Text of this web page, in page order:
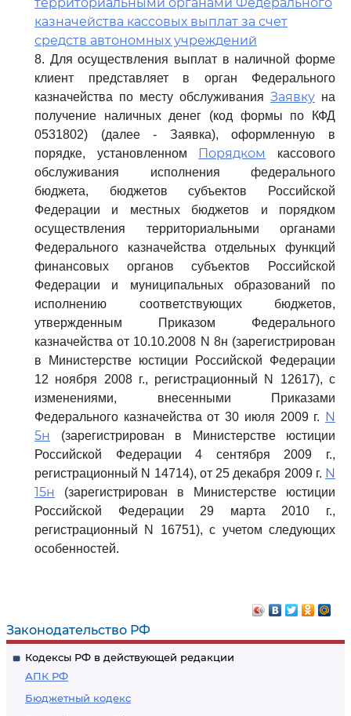
Законодательство РФ
Кодексы РФ в действующей редакции
АПК РФ
Бюджетный кодекс
казначейства кассовых выплат за счет
средств автономных учреждений
8. Для осуществления выплат в наличной форме
клиент представляет в орган Федерального
казначейства по месту обслуживания Заявку на
получение наличных денег (код формы по КФД
0531802) (далее - Заявка), оформленную в
порядке, установленном Порядком
кассового
обслуживания исполнения федерального
бюджета, бюджетов субъектов Российской
Федерации и местных бюджетов и порядком
осуществления территориальными органами
Федерального казначейства отдельных функций
финансовых органов субъектов Российской
Федерации и муниципальных образований по
исполнению соответствующих бюджетов,
утвержденным Приказом Федерального
казначейства от 10.10.2008 N 8н (зарегистрирован
в Министерстве юстиции Российской Федерации
12 ноября 2008 г., регистрационный N 12617), с
изменениями, внесенными Приказами
Федерального казначейства от 30 июля 2009 г. N
5н (зарегистрирован в Министерстве юстиции
Российской Федерации 4 сентября 2009 г.,
регистрационный N 14714), от 25 декабря 2009 г. N
15н (зарегистрирован в Министерстве юстиции
Российской Федерации 29 марта 2010 г.,
регистрационный N 16751), с учетом следующих
особенностей.